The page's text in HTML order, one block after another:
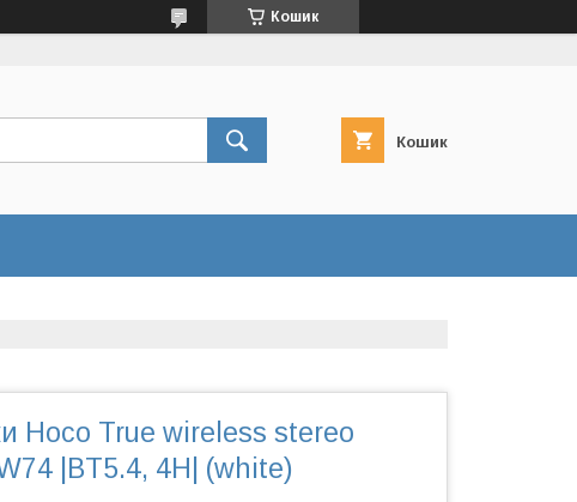
Кошик
Кошик
Hoco True wireless stereo
|BT5.4, 4H| (white)